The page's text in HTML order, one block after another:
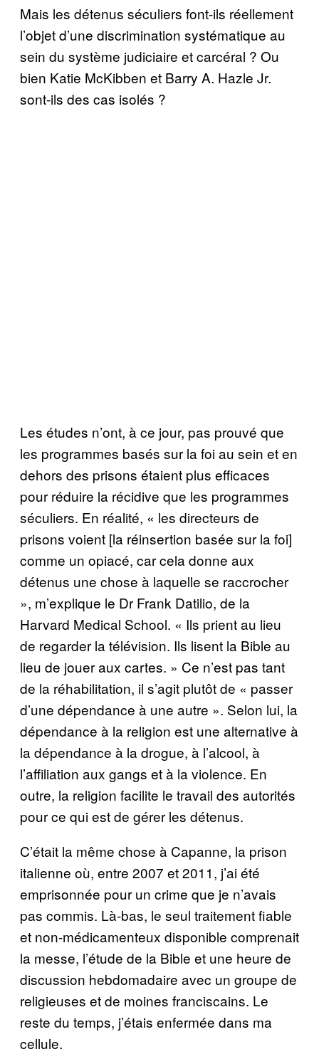
Mais les détenus séculiers font-ils réellement
l’objet d’une discrimination systématique au
sein du système judiciaire et carcéral ? Ou
bien Katie McKibben et Barry A. Hazle Jr.
sont-ils des cas isolés ?
Les études n’ont, à ce jour, pas prouvé que
les programmes basés sur la foi au sein et en
dehors des prisons étaient plus efficaces
pour réduire la récidive que les programmes
séculiers. En réalité, « les directeurs de
prisons voient [la réinsertion basée sur la foi]
comme un opiacé, car cela donne aux
détenus une chose à laquelle se raccrocher
», m’explique le Dr Frank Datilio, de la
Harvard Medical School. « Ils prient au lieu
de regarder la télévision. Ils lisent la Bible au
lieu de jouer aux cartes. » Ce n’est pas tant
de la réhabilitation, il s’agit plutôt de « passer
d’une dépendance à une autre ». Selon lui, la
dépendance à la religion est une alternative à
la dépendance à la drogue, à l’alcool, à
l’affiliation aux gangs et à la violence. En
outre, la religion facilite le travail des autorités
pour ce qui est de gérer les détenus.
C’était la même chose à Capanne, la prison
italienne où, entre 2007 et 2011, j’ai été
emprisonnée pour un crime que je n’avais
pas commis. Là-bas, le seul traitement fiable
et non-médicamenteux disponible comprenait
la messe, l’étude de la Bible et une heure de
discussion hebdomadaire avec un groupe de
religieuses et de moines franciscains. Le
reste du temps, j’étais enfermée dans ma
cellule.